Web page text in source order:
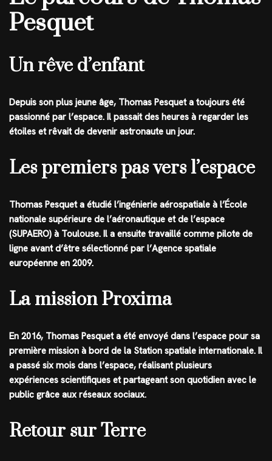
Pesquet
Un rêve d’enfant
Depuis son plus jeune âge, Thomas Pesquet a toujours été
passionné par l’espace. Il passait des heures à regarder les
étoiles et rêvait de devenir astronaute un jour.
Les premiers pas vers l’espace
Thomas Pesquet a étudié l’ingénierie aérospatiale à l’École
nationale supérieure de l’aéronautique et de l’espace
(SUPAERO) à Toulouse. Il a ensuite travaillé comme pilote de
ligne avant d’être sélectionné par l’Agence spatiale
européenne en 2009.
La mission Proxima
En 2016, Thomas Pesquet a été envoyé dans l’espace pour sa
première mission à bord de la Station spatiale internationale. Il
a passé six mois dans l’espace, réalisant plusieurs
expériences scientifiques et partageant son quotidien avec le
public grâce aux réseaux sociaux.
Retour sur Terre